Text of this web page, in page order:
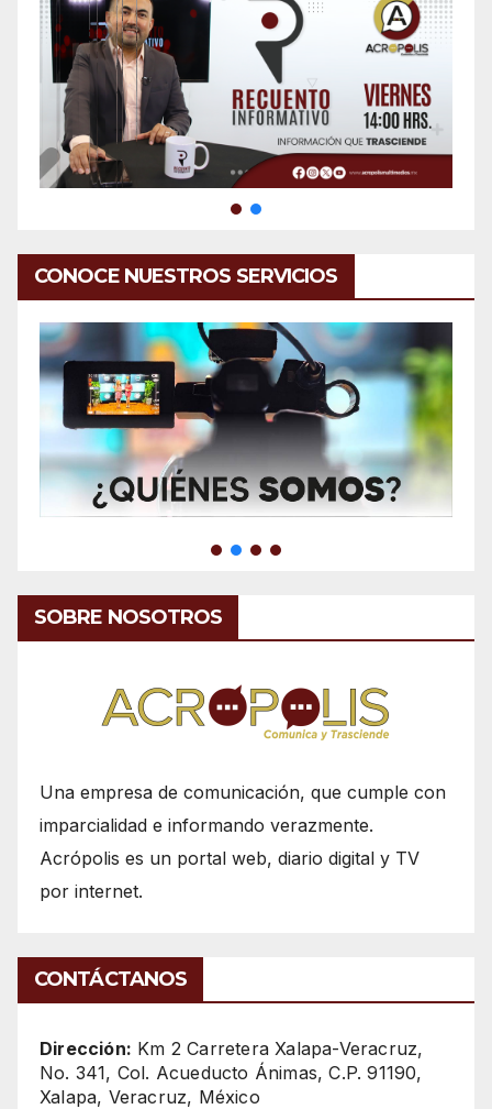
CONOCE NUESTROS SERVICIOS
SOBRE NOSOTROS
Una empresa de comunicación, que cumple con
imparcialidad e informando verazmente.
Acrópolis es un portal web, diario digital y TV
por internet.
CONTÁCTANOS
Dirección: Km 2 Carretera Xalapa-Veracruz,
No. 341, Col. Acueducto Ánimas, C.P. 91190,
Xalapa, Veracruz, México